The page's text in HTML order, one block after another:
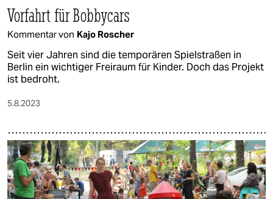
Vorfahrt für Bobbycars
Kommentar von Kajo Roscher
Seit vier Jahren sind die temporären Spielstraßen in
Berlin ein wichtiger Freiraum für Kinder. Doch das Projekt
ist bedroht.
5.8.2023